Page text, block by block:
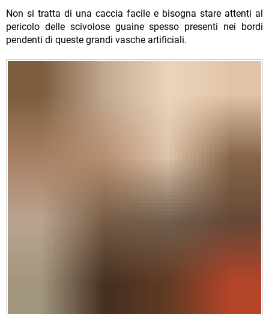
Non si tratta di una caccia facile e bisogna stare attenti al
pericolo delle scivolose guaine spesso presenti nei bordi
pendenti di queste grandi vasche artificiali.